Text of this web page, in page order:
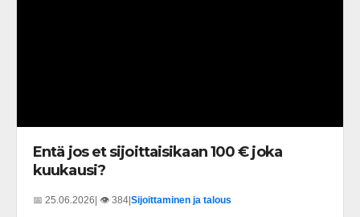
Entä jos et sijoittaisikaan 100 € joka
kuukausi?
📅 25.06.2026| 👁️ 384|Sijoittaminen ja talous